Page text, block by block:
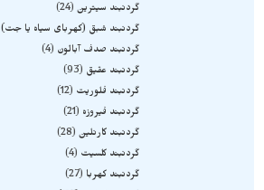
گردنبند سیترین 24
گردنبند شبق (کهربای سیاه یا جت)
گردنبند صدف آبالون
4
گردنبند عقیق
93
گردنبند فلوریت
12
گردنبند فیروزه
21
گردنبند کارنلین 28
گردنبند کلسیت
4
گردنبند کهربا
27